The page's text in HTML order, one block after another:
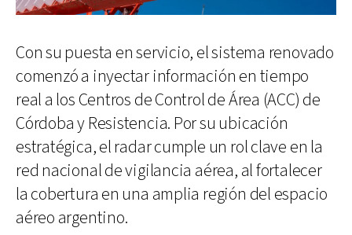
Con su puesta en servicio, el sistema renovado
comenzó a inyectar información en tiempo
real a los Centros de Control de Área (ACC) de
Córdoba y Resistencia. Por su ubicación
estratégica, el radar cumple un rol clave en la
red nacional de vigilancia aérea, al fortalecer
la cobertura en una amplia región del espacio
aéreo argentino.